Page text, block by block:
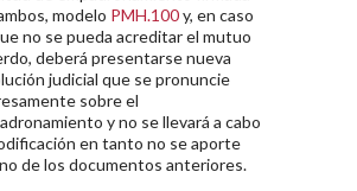
modelo PMH.100y, en caso
no se pueda acreditar el mutuo
deberá presentarse nueva
judicial que se pronuncie
sobre el
y no se llevará a cabo
en tanto no se aporte
de los documentos anteriores.